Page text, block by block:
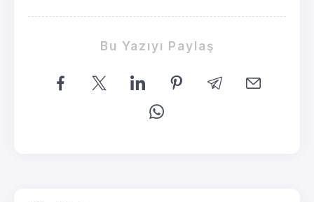
Bu Yazıyı Paylaş